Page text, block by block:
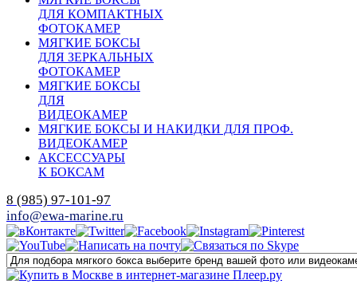
ДЛЯ КОМПАКТНЫХ
ФОТОКАМЕР
МЯГКИЕ БОКСЫ
ДЛЯ ЗЕРКАЛЬНЫХ
ФОТОКАМЕР
МЯГКИЕ БОКСЫ
ДЛЯ
ВИДЕОКАМЕР
МЯГКИЕ БОКСЫ И НАКИДКИ ДЛЯ ПРОФ.
ВИДЕОКАМЕР
АКСЕССУАРЫ
К БОКСАМ
8 (985) 97-101-97
info@ewa-marine.ru